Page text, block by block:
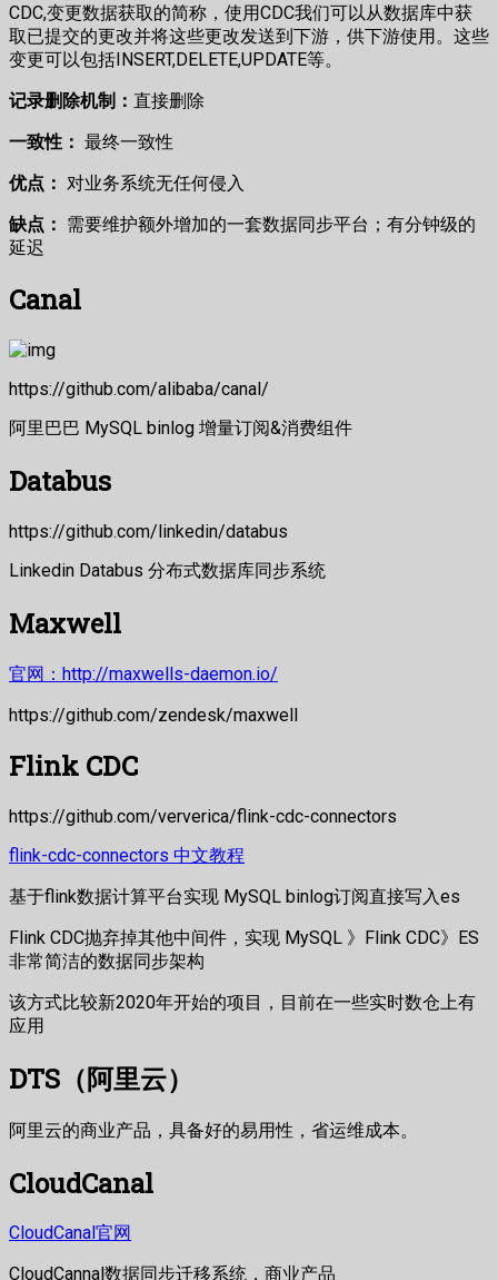
CDC,变更数据获取的简称，使用CDC我们可以从数据库中获
取已提交的更改并将这些更改发送到下游，供下游使用。这些
变更可以包括INSERT,DELETE,UPDATE等。
记录删除机制： 直接删除
一致性： 最终一致性
优点： 对业务系统无任何侵入
缺点： 需要维护额外增加的一套数据同步平台；有分钟级的
延迟
Canal
https://github.com/alibaba/canal/
阿里巴巴 MySQL binlog 增量订阅&消费组件
Databus
https://github.com/linkedin/databus
Linkedin Databus 分布式数据库同步系统
Maxwell
官网：http://maxwells-daemon.io/
https://github.com/zendesk/maxwell
Flink CDC
https://github.com/ververica/flink-cdc-connectors
flink-cdc-connectors 中文教程
基于flink数据计算平台实现 MySQL binlog订阅直接写入es
Flink CDC抛弃掉其他中间件，实现 MySQL 》Flink CDC》ES
非常简洁的数据同步架构
该方式比较新2020年开始的项目，目前在一些实时数仓上有
应用
DTS（阿里云）
阿里云的商业产品，具备好的易用性，省运维成本。
CloudCanal
CloudCanal官网
CloudCannal数据同步迁移系统，商业产品